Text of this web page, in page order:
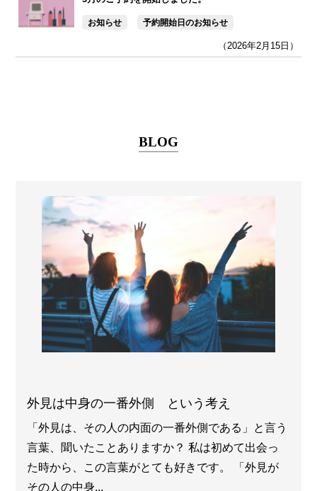
お知らせ 予約開始日のお知らせ
（2026年2月15日）
BLOG
外見は中身の一番外側 という考え
「外見は、その人の内面の一番外側である」と言う
言葉、聞いたことありますか？ 私は初めて出会っ
た時から、この言葉がとても好きです。 「外見が
その人の中身...